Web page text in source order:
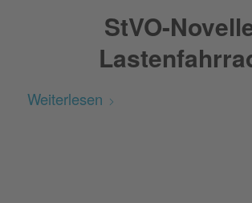
StVO-
Weiterlesen